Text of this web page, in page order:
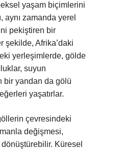
yaşam biçimlerini
aynı zamanda yerel
pekiştiren bir
şekilde, Afrika’daki
yerleşimlerde, gölde
suyun
bir yandan da gölü
yaşatırlar.
çevresindeki
değişmesi,
Küresel